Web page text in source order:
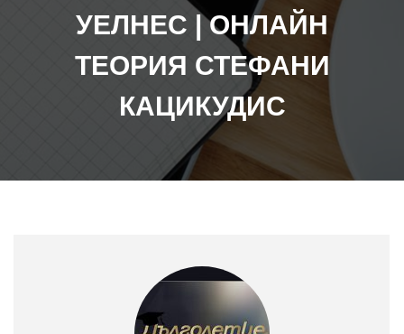
УЕЛНЕС | ОНЛАЙН
ТЕОРИЯ СТЕФАНИ
КАЦИКУДИС